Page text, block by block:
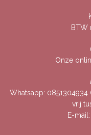
BTW
Onze
Whatsapp: 0851304934
vrij
E-mail: